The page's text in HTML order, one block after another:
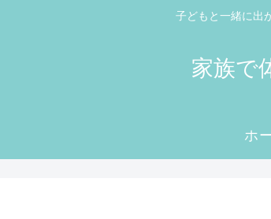
子どもと一緒に出
家族で
ホ